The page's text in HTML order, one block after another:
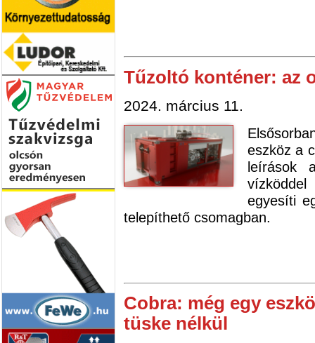
Tűzoltó konténer: az
2024. március 11.
eszköz a
leírások
egyesíti
telepíthető csomagban.
Cobra: még egy
tüske nélkül